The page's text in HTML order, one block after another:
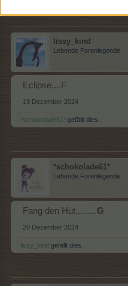
lissy_kind
Lebende Forenlegende
Eclipse....F
19 Dezember 2024
*schokolade61* gefällt dies.
*schokolade61*
Lebende Forenlegende
Fang den Hut.........G
20 Dezember 2024
lissy_kind gefällt dies.